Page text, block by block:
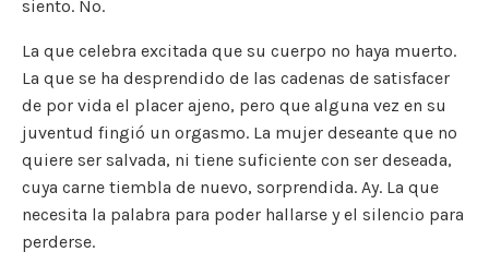
siento. No.
La que celebra excitada que su cuerpo no haya muerto.
La que se ha desprendido de las cadenas de satisfacer
de por vida el placer ajeno, pero que alguna vez en su
juventud fingió un orgasmo. La mujer deseante que no
quiere ser salvada, ni tiene suficiente con ser deseada,
cuya carne tiembla de nuevo, sorprendida. Ay. La que
necesita la palabra para poder hallarse y el silencio para
perderse.